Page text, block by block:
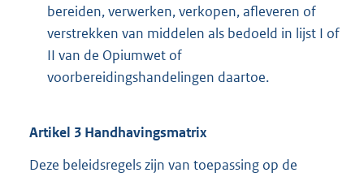
bereiden, verwerken, verkopen, afleveren of
verstrekken van middelen als bedoeld in lijst I of
II van de Opiumwet of
voorbereidingshandelingen daartoe.
Artikel 3 Handhavingsmatrix
Deze beleidsregels zijn van toepassing op de